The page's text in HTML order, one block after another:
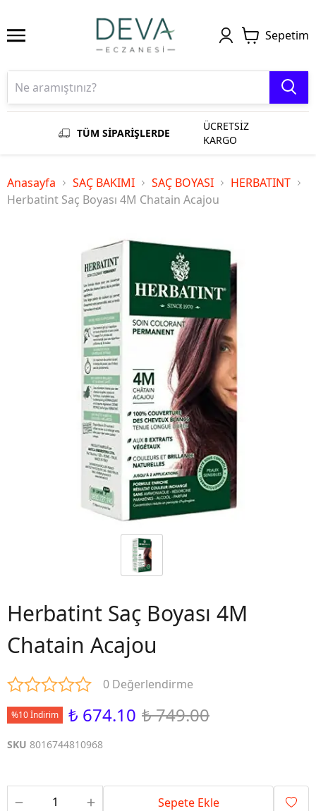
Sepetim
TÜM SİPARİŞLERDE
ÜCRETSİZ
KARGO
Anasayfa SAÇ BAKIMI SAÇ BOYASI
HERBATINT
Herbatint Saç Boyası 4M Chatain Acajou
Herbatint Saç Boyası 4M
Chatain Acajou
0 Değerlendirme
%10 İndirim ₺ 674.10 ₺ 749.00
SKU 8016744810968
Sepete Ekle